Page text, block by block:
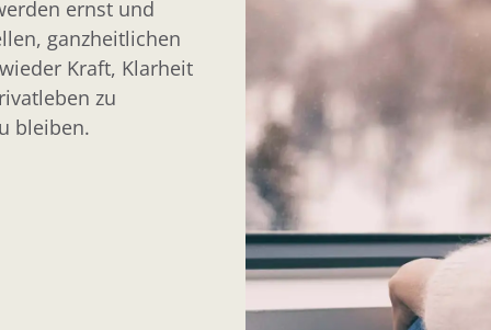
ernst und
ganzheitlichen
Kraft, Klarheit
zu
bleiben.